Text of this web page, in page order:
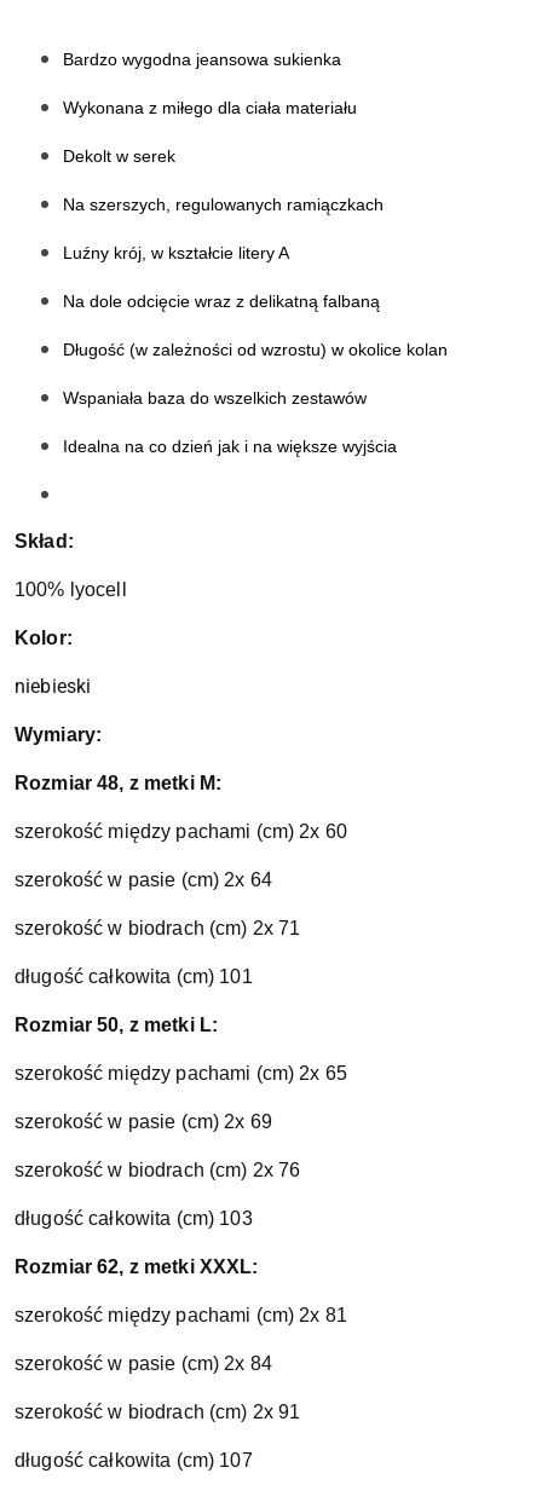
Bardzo wygodna jeansowa sukienka
Wykonana z miłego dla ciała materiału
Dekolt w serek
Na szerszych, regulowanych ramiączkach
Luźny krój, w kształcie litery A
Na dole odcięcie wraz z delikatną falbaną
Długość (w zależności od wzrostu) w okolice kolan
Wspaniała baza do wszelkich zestawów
Idealna na co dzień jak i na większe wyjścia
Skład:
100% lyocell
Kolor:
niebieski
Wymiary:
Rozmiar 48, z metki M:
szerokość między pachami (cm) 2x 60
szerokość w pasie (cm) 2x 64
szerokość w biodrach (cm) 2x 71
długość całkowita (cm) 101
Rozmiar 50, z metki L:
szerokość między pachami (cm) 2x 65
szerokość w pasie (cm) 2x 69
szerokość w biodrach (cm) 2x 76
długość całkowita (cm) 103
Rozmiar 62, z metki XXXL:
szerokość między pachami (cm) 2x 81
szerokość w pasie (cm) 2x 84
szerokość w biodrach (cm) 2x 91
długość całkowita (cm) 107